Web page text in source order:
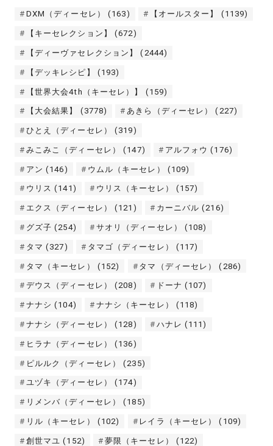
DXM（ディーセレ） (163) 【オールスター】 (1139)
【キーセレクション】 (672)
【ディーヴァセレクション】 (2444)
【デッキレシピ】 (193)
【世界大会4th（キーセレ）】 (159)
【大会結果】 (3778) あきら（ディーセレ） (227)
ひとえ（ディーセレ） (319)
みこみこ（ディーセレ） (147) アルフォウ (176)
アン (146) ウムル（キーセレ） (109)
ウリス (141) ウリス（キーセレ） (157)
エクス（ディーセレ） (121) カーニバル (216)
グズ子 (254) サオリ（ディーセレ） (108)
タマ (327) タマゴ（ディーセレ） (117)
タマ（キーセレ） (152) タマ（ディーセレ） (286)
デウス（ディーセレ） (208) ドーナ (107)
ナナシ (104) ナナシ（キーセレ） (118)
ナナシ（ディーセレ） (128) ハナレ (111)
ヒラナ（ディーセレ） (136)
ピルルク（ディーセレ） (235)
ユヅキ（ディーセレ） (174)
リメンバ（ディーセレ） (185)
リル（キーセレ） (102) レイラ（キーセレ） (109)
創世マユ (152) 夢限（キーセレ） (122)